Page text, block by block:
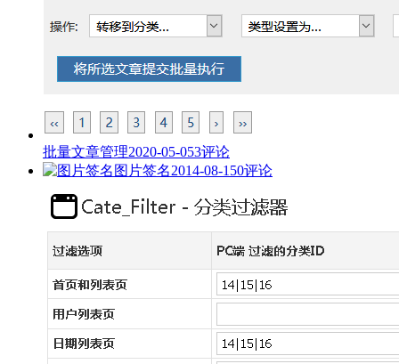
批量文章管理2020-05-053评论
图片签名2014-08-150评论